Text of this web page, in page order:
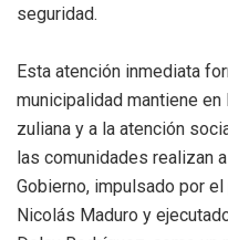
seguridad.
Esta atención inmediata
municipalidad mantiene
zuliana y a la atención
las comunidades realizan
Gobierno, impulsado por
Nicolás Maduro y